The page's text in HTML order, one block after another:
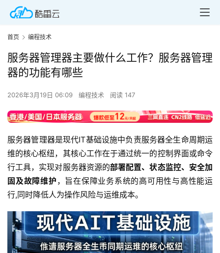
首页 编程技术
服务器管理器主要做什么工作？服务器管理
器的功能有哪些
2026年3月19日 06:09 编程技术 阅读 147
服务器管理器是现代IT基础设施中负责服务器全生命周期运
维的核心枢纽，其核心工作在于通过统一的控制界面或命令
行工具，实现对服务器资源的部署配置、状态监控、安全加
固及故障维护 ，旨在保障业务系统的高可用性与高性能运
行,同时降低人为操作风险与运维成本。